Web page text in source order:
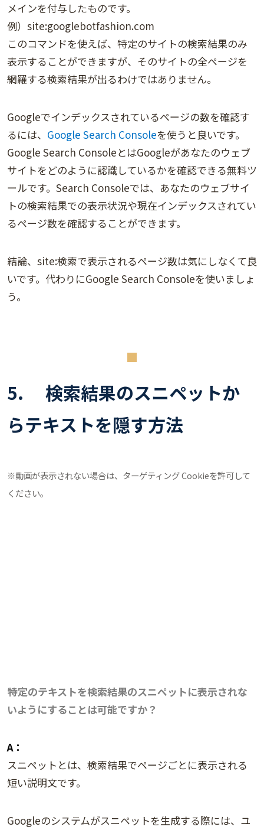
メインを付与したものです。
例）site:googlebotfashion.com
このコマンドを使えば、特定のサイトの検索結果のみ
表示することができますが、そのサイトの全ページを
網羅する検索結果が出るわけではありません。
Googleでインデックスされているページの数を確認す
るには、 Google Search Consoleを使うと良いです。
Google Search ConsoleとはGoogleがあなたのウェブ
サイトをどのように認識しているかを確認できる無料ツ
ールです。Search Consoleでは、あなたのウェブサイ
トの検索結果での表示状況や現在インデックスされてい
るページ数を確認することができます。
結論、site:検索で表示されるページ数は気にしなくて良
いです。代わりにGoogle Search Consoleを使いましょ
う。
5. 検索結果のスニペットか
らテキストを隠す方法
※動画が表示されない場合は、ターゲティング Cookieを許可して
ください。
特定のテキストを検索結果のスニペットに表示されな
いようにすることは可能ですか？
A：
スニペットとは、検索結果でページごとに表示される
短い説明文です。
Googleのシステムがスニペットを生成する際には、ユ